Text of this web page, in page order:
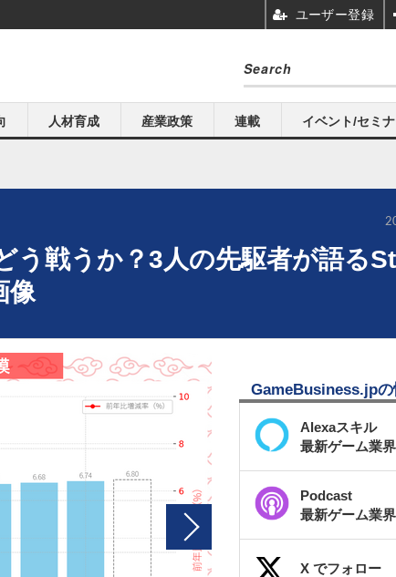
人材育成 産業政策 連載 イベント/セミ
う戦うか？3人の先駆者が語る
像
GameBusiness.jpの
Alexaスキル
最新ゲーム業
Podcast
最新ゲーム業
X でフォロー
ユーザー登録